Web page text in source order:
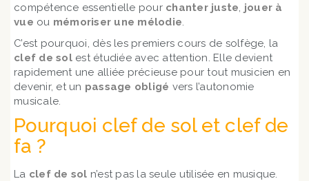
compétence essentielle pour chanter juste jouer à
vue ou mémoriser une mélodie
C’est pourquoi, dès les premiers cours de solfège, la
clef de solest étudiée avec attention. Elle devient
rapidement une alliée précieuse pour tout musicien en
devenir, et un passage obligé vers l’autonomie
musicale.
Pourquoi clef de sol et clef de
fa ?
La clef de sol n’est pas la seule utilisée en musique.